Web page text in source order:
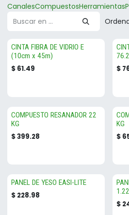
CanalesCompuestosHerramientas
CINTA FIBRA DE VIDRIO E
(10cm x 45m)
$ 61.49 $
COMPUESTO RESANADOR 22
KG
$399.28
KG
$
PANEL DE YESO EASI-LITE
$ 228.98
$